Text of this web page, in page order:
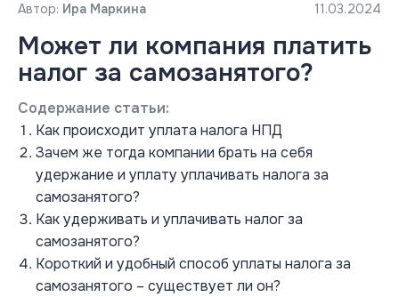
Автор: Ира Маркина 11.03.2024
Может ли компания платить
налог за самозанятого?
Содержание статьи:
Как происходит уплата налога НПД
Зачем же тогда компании брать на себя
удержание и уплату уплачивать налога за
самозанятого?
Как удерживать и уплачивать налог за
самозанятого?
Короткий и удобный способ уплаты налога за
самозанятого – существует ли он?